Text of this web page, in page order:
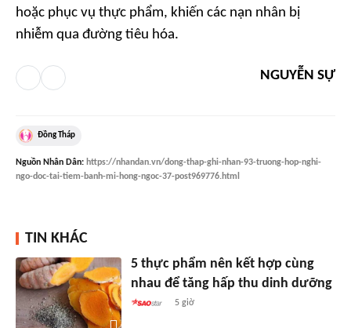
hoặc phục vụ thực phẩm, khiến các nạn nhân bị
nhiễm qua đường tiêu hóa.
NGUYỄN SỰ
Đồng Tháp
Nguồn Nhân Dân: https://nhandan.vn/dong-thap-ghi-nhan-93-truong-hop-nghi-
ngo-doc-tai-tiem-banh-mi-hong-ngoc-37-post969776.html
TIN KHÁC
5 thực phẩm nên kết hợp cùng
nhau để tăng hấp thu dinh dưỡng
5 giờ